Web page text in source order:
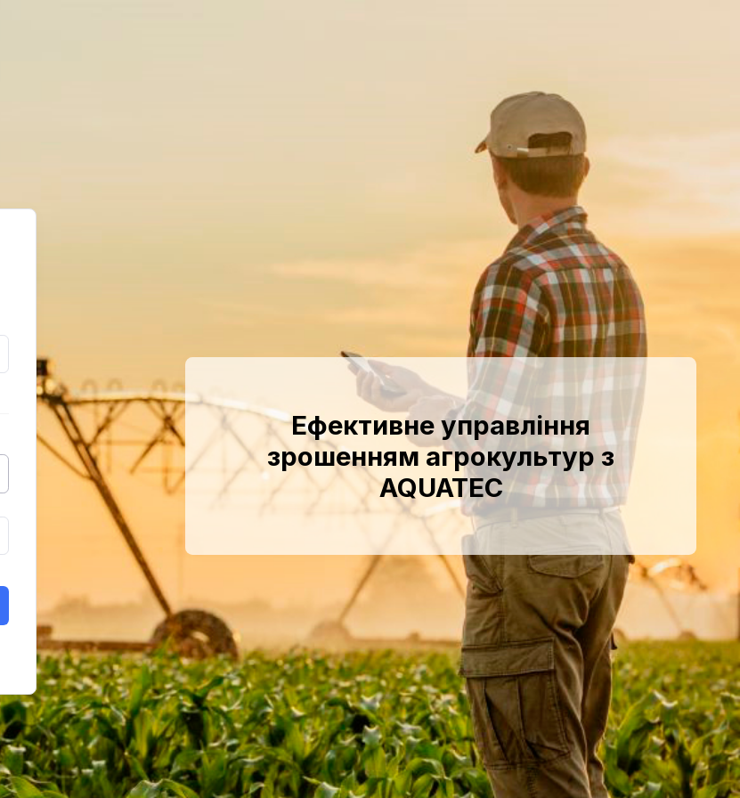
Ефективне управління
зрошенням агрокультур з
AQUATEC